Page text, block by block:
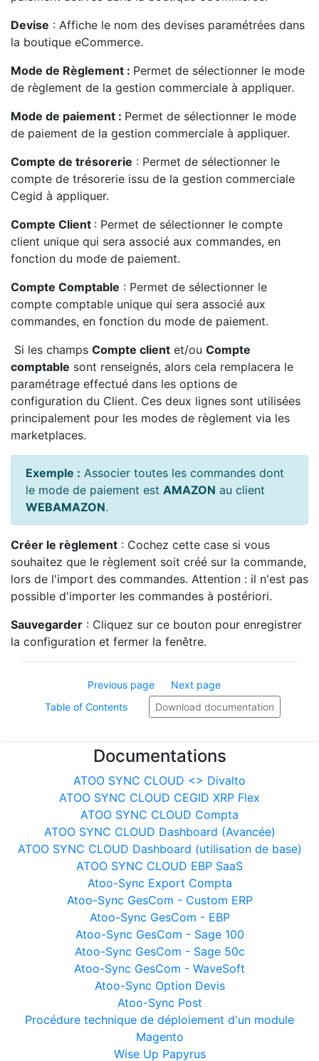
Devise : Affiche le nom des devises paramétrées dans
la boutique eCommerce.
Mode de Règlement : Permet de sélectionner le mode
de règlement de la gestion commerciale à appliquer.
Mode de paiement : Permet de sélectionner le mode
de paiement de la gestion commerciale à appliquer.
Compte de trésorerie : Permet de sélectionner le
compte de trésorerie issu de la gestion commerciale
Cegid à appliquer.
Compte Client : Permet de sélectionner le compte
client unique qui sera associé aux commandes, en
fonction du mode de paiement.
Compte Comptable : Permet de sélectionner le
compte comptable unique qui sera associé aux
commandes, en fonction du mode de paiement.
Si les champs Compte client et/ou Compte
comptable sont renseignés, alors cela remplacera le
paramétrage effectué dans les options de
configuration du Client. Ces deux lignes sont utilisées
principalement pour les modes de règlement via les
marketplaces.
Exemple : Associer toutes les commandes dont
le mode de paiement est AMAZON au client
WEBAMAZON.
Créer le règlement : Cochez cette case si vous
souhaitez que le règlement soit créé sur la commande,
lors de l'import des commandes. Attention : il n'est pas
possible d'importer les commandes à postériori.
Sauvegarder : Cliquez sur ce bouton pour enregistrer
la configuration et fermer la fenêtre.
Previous page
Next page
Table of Contents
Download documentation
Documentations
ATOO SYNC CLOUD <> Divalto
ATOO SYNC CLOUD CEGID XRP Flex
ATOO SYNC CLOUD Compta
ATOO SYNC CLOUD Dashboard (Avancée)
ATOO SYNC CLOUD Dashboard (utilisation de base)
ATOO SYNC CLOUD EBP SaaS
Atoo-Sync Export Compta
Atoo-Sync GesCom - Custom ERP
Atoo-Sync GesCom - EBP
Atoo-Sync GesCom - Sage 100
Atoo-Sync GesCom - Sage 50c
Atoo-Sync GesCom - WaveSoft
Atoo-Sync Option Devis
Atoo-Sync Post
Procédure technique de déploiement d'un module
Magento
Wise Up Papyrus